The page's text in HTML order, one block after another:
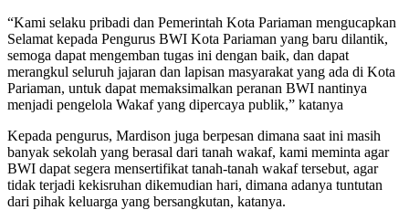
“Kami selaku pribadi dan Pemerintah Kota Pariaman mengucapkan
Selamat kepada Pengurus BWI Kota Pariaman yang baru dilantik,
semoga dapat mengemban tugas ini dengan baik, dan dapat
merangkul seluruh jajaran dan lapisan masyarakat yang ada di Kota
Pariaman, untuk dapat memaksimalkan peranan BWI nantinya
menjadi pengelola Wakaf yang dipercaya publik,” katanya
Kepada pengurus, Mardison juga berpesan dimana saat ini masih
banyak sekolah yang berasal dari tanah wakaf, kami meminta agar
BWI dapat segera mensertifikat tanah-tanah wakaf tersebut, agar
tidak terjadi kekisruhan dikemudian hari, dimana adanya tuntutan
dari pihak keluarga yang bersangkutan, katanya.